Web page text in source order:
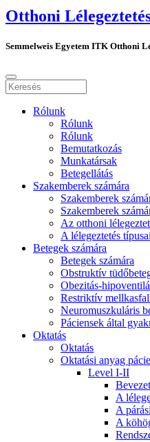
Otthoni
Semmelweis Egyetem ITK Otthoni
Rólunk
Rólunk
Rólunk
Bemutatkozás
Munkatársak
Betegellátás
Szakemberek számára
Szakemberek
Szakemberek
Az otthoni
A lélegeztetés típusai
Betegek számára
Betegek számára
Obstruktív
Obezitás-
Restriktív
Neuromuszkuláris
Páciensek által
Oktatás
Oktatás
Oktatási anyag
Level I-II
A
A
A